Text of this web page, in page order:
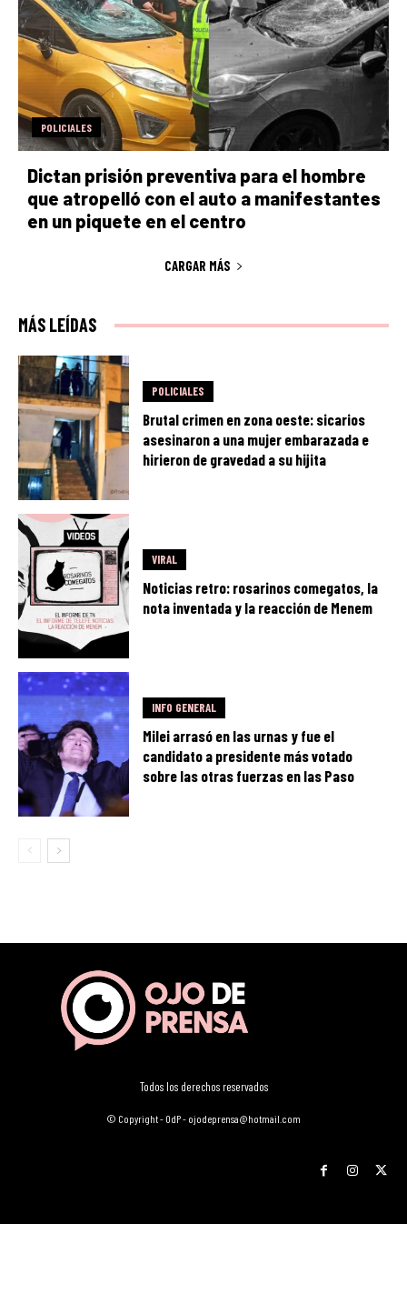
POLICIALES
Dictan prisión preventiva para el hombre
que atropelló con el auto a manifestantes
en un piquete en el centro
CARGAR MÁS
MÁS LEÍDAS
POLICIALES
Brutal crimen en zona oeste: sicarios
asesinaron a una mujer embarazada e
hirieron de gravedad a su hijita
VIRAL
Noticias retro: rosarinos comegatos, la
nota inventada y la reacción de Menem
INFO GENERAL
Milei arrasó en las urnas y fue el
candidato a presidente más votado
sobre las otras fuerzas en las Paso
Todos los derechos reservados
© Copyright - OdP - ojodeprensa@hotmail.com